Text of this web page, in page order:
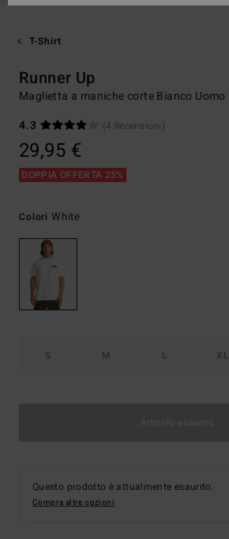
T-Shirt
Runner Up
Maglietta a maniche corte Bianco Uomo
4.3
(4 Recensioni)
29,95 €
DOPPIA OFFERTA 25%
Colori White
S M L XL
Questo prodotto è attualmente esaurito.
Compra altre opzioni